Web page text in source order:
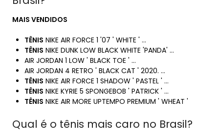
MAIS VENDIDOS
TÊNIS NIKE AIR FORCE 1 '07 ' WHITE ' …
TÊNIS NIKE DUNK LOW BLACK WHITE 'PANDA' …
AIR JORDAN 1 LOW ' BLACK TOE ' …
AIR JORDAN 4 RETRO ' BLACK CAT ' 2020. …
TÊNIS NIKE AIR FORCE 1 SHADOW ' PASTEL ' …
TÊNIS NIKE KYRIE 5 SPONGEBOB ' PATRICK ' …
TÊNIS NIKE AIR MORE UPTEMPO PREMIUM ' WHEAT '
Qual é o tênis mais caro no Brasil?